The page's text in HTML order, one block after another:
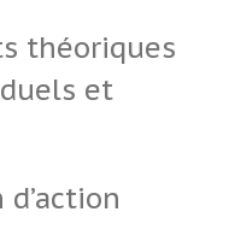
théoriques
et